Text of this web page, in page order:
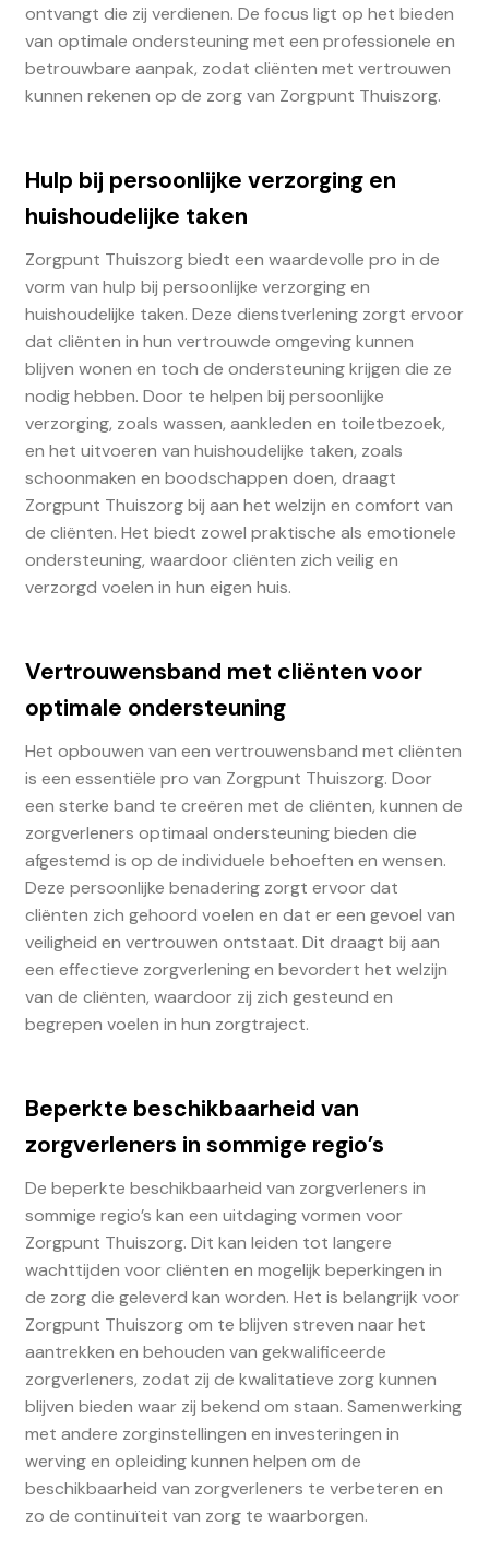
ontvangt die zij verdienen. De focus ligt op het bieden
van optimale ondersteuning met een professionele en
betrouwbare aanpak, zodat cliënten met vertrouwen
kunnen rekenen op de zorg van Zorgpunt Thuiszorg.
Hulp bij persoonlijke verzorging en
huishoudelijke taken
Zorgpunt Thuiszorg biedt een waardevolle pro in de
vorm van hulp bij persoonlijke verzorging en
huishoudelijke taken. Deze dienstverlening zorgt ervoor
dat cliënten in hun vertrouwde omgeving kunnen
blijven wonen en toch de ondersteuning krijgen die ze
nodig hebben. Door te helpen bij persoonlijke
verzorging, zoals wassen, aankleden en toiletbezoek,
en het uitvoeren van huishoudelijke taken, zoals
schoonmaken en boodschappen doen, draagt
Zorgpunt Thuiszorg bij aan het welzijn en comfort van
de cliënten. Het biedt zowel praktische als emotionele
ondersteuning, waardoor cliënten zich veilig en
verzorgd voelen in hun eigen huis.
Vertrouwensband met cliënten voor
optimale ondersteuning
Het opbouwen van een vertrouwensband met cliënten
is een essentiële pro van Zorgpunt Thuiszorg. Door
een sterke band te creëren met de cliënten, kunnen de
zorgverleners optimaal ondersteuning bieden die
afgestemd is op de individuele behoeften en wensen.
Deze persoonlijke benadering zorgt ervoor dat
cliënten zich gehoord voelen en dat er een gevoel van
veiligheid en vertrouwen ontstaat. Dit draagt bij aan
een effectieve zorgverlening en bevordert het welzijn
van de cliënten, waardoor zij zich gesteund en
begrepen voelen in hun zorgtraject.
Beperkte beschikbaarheid van
zorgverleners in sommige regio’s
De beperkte beschikbaarheid van zorgverleners in
sommige regio’s kan een uitdaging vormen voor
Zorgpunt Thuiszorg. Dit kan leiden tot langere
wachttijden voor cliënten en mogelijk beperkingen in
de zorg die geleverd kan worden. Het is belangrijk voor
Zorgpunt Thuiszorg om te blijven streven naar het
aantrekken en behouden van gekwalificeerde
zorgverleners, zodat zij de kwalitatieve zorg kunnen
blijven bieden waar zij bekend om staan. Samenwerking
met andere zorginstellingen en investeringen in
werving en opleiding kunnen helpen om de
beschikbaarheid van zorgverleners te verbeteren en
zo de continuïteit van zorg te waarborgen.